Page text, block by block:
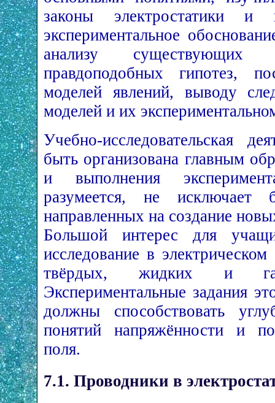
законы электростатики и
экспериментальное
анализу существующих
правдоподобных гипотез,
моделей явлений, выводу
моделей и их
Учебно-исследовательская
быть организована главным
и выполнения
разумеется, не исключает
направленных на создание
Большой интерес для
исследование в
твёрдых, жидких и
Экспериментальные задания
должны способствовать
понятий напряжённости и
поля.
7.1. Проводники в